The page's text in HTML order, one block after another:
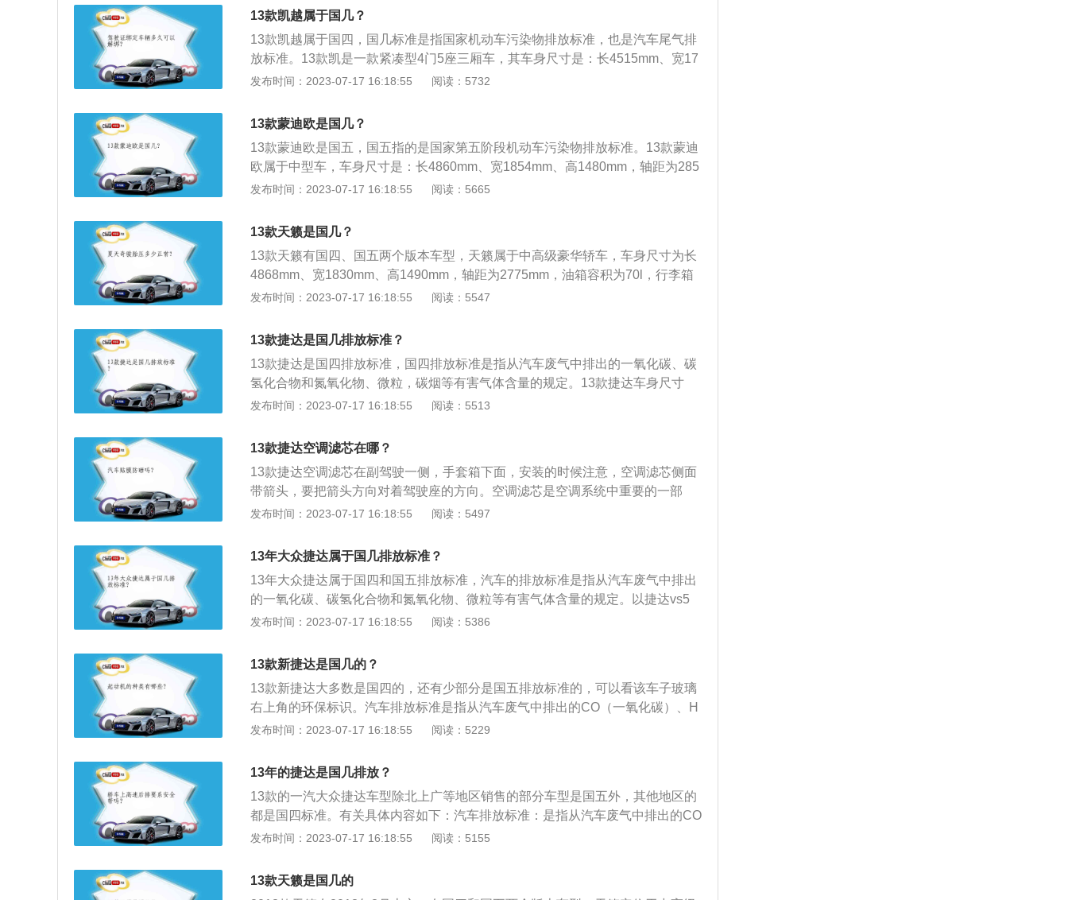
160nm，与其匹配的是5挡手动变速箱，其采用的前悬挂类型是麦弗逊式独立悬
挂，后悬挂类型是复合扭力梁式非独立悬挂。
13款凯越属于国几？
13款凯越属于国四，国几标准是指国家机动车污染物排放标准，也是汽车尾气排
放标准。13款凯是一款紧凑型4门5座三厢车，其车身尺寸是：长4515mm、宽17
25mm、高1445mm，轴距为2600mm。13款凯越搭载了1.5L自然吸气发动机和5
驱，前悬架使用了麦弗逊式独立悬架，后悬架使用了双连杆独立悬架。
发布时间：2023-07-17 16:18:55 阅读：5732
13款蒙迪欧是国几？
13款蒙迪欧是国五，国五指的是国家第五阶段机动车污染物排放标准。13款蒙迪
欧属于中型车，车身尺寸是：长4860mm、宽1854mm、高1480mm，轴距为285
0mm，油箱容积为62l，整备质量为1540kg。13款蒙迪欧前悬架是麦弗逊式独立
81ps，最大功率是133kw，最大扭矩是240nm，与其匹配的是6挡手自一体变速
发布时间：2023-07-17 16:18:55 阅读：5665
13款天籁是国几？
13款天籁有国四、国五两个版本车型，天籁属于中高级豪华轿车，车身尺寸为长
4868mm、宽1830mm、高1490mm，轴距为2775mm，油箱容积为70l，行李箱
容积为516l，引擎类型是直列4缸和双顶置凸轮轴，驱动方式是前置前驱。动力方
讯息显示系统、蓝牙系统、ecodrive节能驾驶辅助系统、navi导航系统以及carwi
ngs智行语音辨识系统。
发布时间：2023-07-17 16:18:55 阅读：5547
13款捷达是国几排放标准？
13款捷达是国四排放标准，国四排放标准是指从汽车废气中排出的一氧化碳、碳
氢化合物和氮氧化物、微粒，碳烟等有害气体含量的规定。13款捷达车身尺寸
是：长4487mm、宽1706mm、高1470mm，轴距为2603mm，最小离地间隙为1
w，最大扭矩是160nm，与其匹配的是5挡手动变速箱。
发布时间：2023-07-17 16:18:55 阅读：5513
13款捷达空调滤芯在哪？
13款捷达空调滤芯在副驾驶一侧，手套箱下面，安装的时候注意，空调滤芯侧面
带箭头，要把箭头方向对着驾驶座的方向。空调滤芯是空调系统中重要的一部
分，当空气通过风扇进入到车内时，空调滤芯会过滤掉空气中的污染物，比如尾
的健康保驾护航。13款捷达车身的长宽高分别为4487mm、1706mm、1470m
m，轴距为2603mm，搭载了1.6l自然吸气发动机，这款发动机的最大功率为81k
w，最大扭矩为160nm。
发布时间：2023-07-17 16:18:55 阅读：5497
13年大众捷达属于国几排放标准？
13年大众捷达属于国四和国五排放标准，汽车的排放标准是指从汽车废气中排出
的一氧化碳、碳氢化合物和氮氧化物、微粒等有害气体含量的规定。以捷达vs5
为例，这款车是一款紧凑型suv，其长宽高分别是4419mm、1841mm、1616m
式切换、发动机启停技术、上坡辅助、无钥匙启动系统、无钥匙进入功能、发动
机电子防盗、自动大灯、大灯延时关闭、车窗一键升降和车窗防夹手功能等。
发布时间：2023-07-17 16:18:55 阅读：5386
13款新捷达是国几的？
13款新捷达大多数是国四的，还有少部分是国五排放标准的，可以看该车子玻璃
右上角的环保标识。汽车排放标准是指从汽车废气中排出的CO（一氧化碳）、H
C和NOx（碳氢化合物和氮氧化物）、PM（微粒，碳烟）等有害气体含量的规
m。该车共有1.4L、1.5L和1.4TSI三个排量的5挡手动、6挡自动、7挡双离总计9
款车型，搭载大众新一代EA211系列发动机。
发布时间：2023-07-17 16:18:55 阅读：5229
13年的捷达是国几排放？
13款的一汽大众捷达车型除北上广等地区销售的部分车型是国五外，其他地区的
都是国四标准。有关具体内容如下：汽车排放标准：是指从汽车废气中排出的CO
（一氧化碳）、HC+NOx（碳氢化合物和氮氧化物）、PM（微粒，碳烟）等有
x（碳氢化合物和氮氧化物）、PM（微粒，碳烟）等有害气体。它们都是发动机
在燃烧作功过程中产生的有害气体。这些有害气体产生的原因各异，CO是燃油氧
发布时间：2023-07-17 16:18:55 阅读：5155
13款天籁是国几的